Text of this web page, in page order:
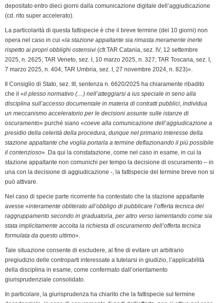
depositato entro dieci giorni dalla comunicazione digitale dell’aggiudicazione
(cd. rito super accelerato).
La particolarità di questa fattispecie è che il breve termine (dei 10 giorni) non
opera nel caso in cui «la stazione appaltante sia rimasta meramente inerte
rispetto ai propri obblighi ostensivi (cfr.TAR Catania, sez. IV, 12 settembre
2025, n. 2625; TAR Veneto, sez. I, 10 marzo 2025, n. 327; TAR Toscana, sez. I,
7 marzo 2025, n. 404; TAR Umbria, sez. I, 27 novembre 2024, n. 823)».
Il Consiglio di Stato, sez. III, sentenza n. 6620/2025 ha chiaramente ribadito
che il «il plesso normativo (…) nell’atteggiarsi a ius speciale in seno alla
disciplina sull’accesso documentale in materia di contratti pubblici, individua
un meccanismo acceleratorio per le decisioni assunte sulle istanze di
oscuramento» purché siano «coeve alla comunicazione dell’aggiudicazione a
presidio della celerità della procedura, dunque nel primario interesse della
stazione appaltante che voglia portarla a termine deflazionando il più possibile
il contenzioso». Da qui la constatazione, come nel caso in esame, in cui la
stazione appaltante non comunichi per tempo la decisione di oscuramento – in
una con la decisione di aggiudicazione -, la fattispecie del termine breve non si
può attivare.
Nel caso di specie parte ricorrente ha contestato che la stazione appaltante
avesse «interamente obliterato all’obbligo di pubblicare l’offerta tecnica del
raggruppamento secondo in graduatoria, per altro verso lamentando come sia
stata implicitamente accolta la richiesta di oscuramento dell’offerta tecnica
formulata da questo ultimo».
Tale situazione consente di escludere, al fine di evitare un arbitrario
pregiudizio delle controparti interessate a tutelarsi in giudizio, l’applicabilità
della disciplina in esame, come confermato dall’orientamento
giurisprudenziale consolidato.
In particolare, la giurisprudenza ha chiarito che la fattispecie sul termine